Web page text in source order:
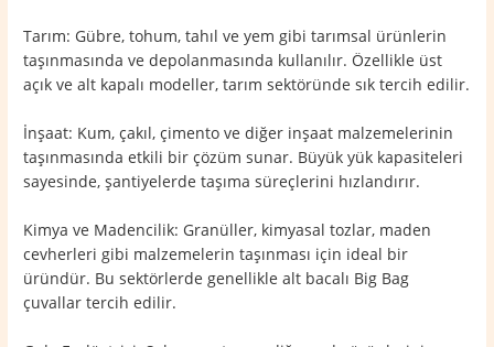
Tarım: Gübre, tohum, tahıl ve yem gibi tarımsal ürünlerin
taşınmasında ve depolanmasında kullanılır. Özellikle üst
açık ve alt kapalı modeller, tarım sektöründe sık tercih edilir.
İnşaat: Kum, çakıl, çimento ve diğer inşaat malzemelerinin
taşınmasında etkili bir çözüm sunar. Büyük yük kapasiteleri
sayesinde, şantiyelerde taşıma süreçlerini hızlandırır.
Kimya ve Madencilik: Granüller, kimyasal tozlar, maden
cevherleri gibi malzemelerin taşınması için ideal bir
üründür. Bu sektörlerde genellikle alt bacalı Big Bag
çuvallar tercih edilir.